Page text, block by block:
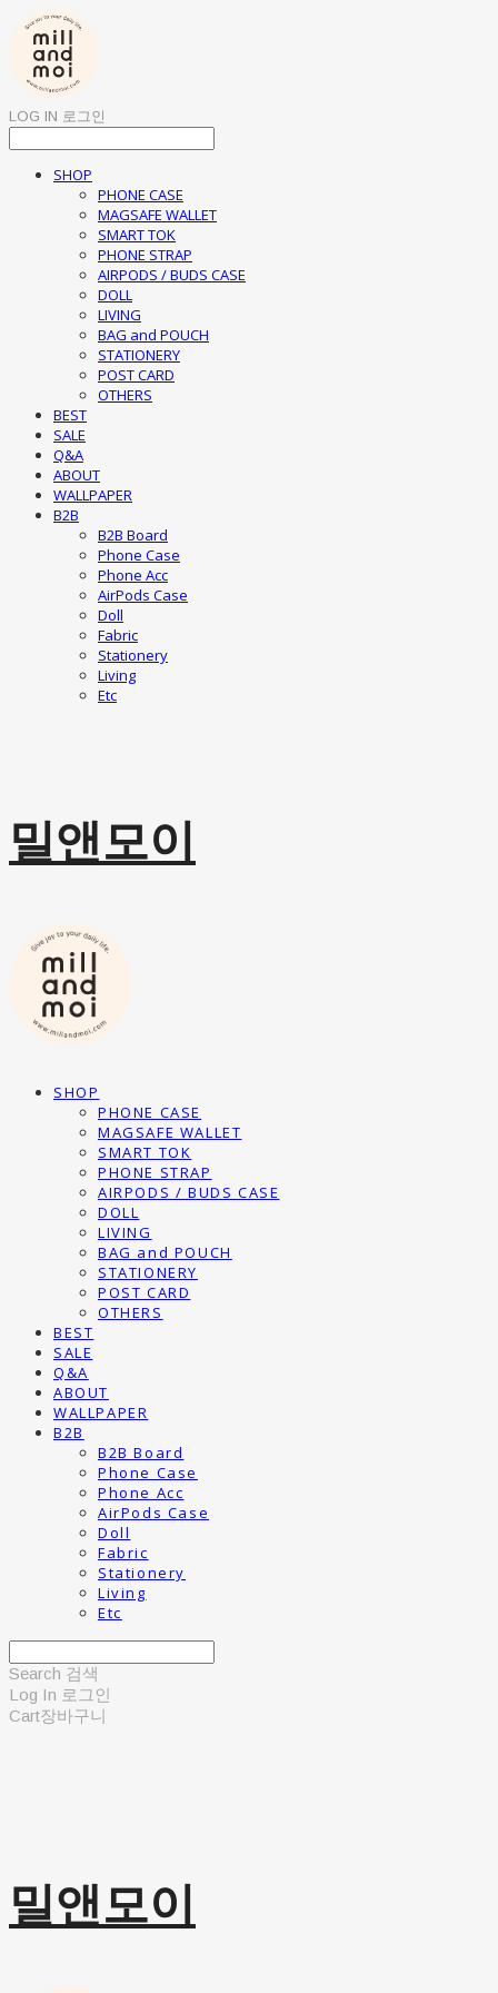
LOG IN 로그인
SHOP
PHONE CASE
MAGSAFE WALLET
SMART TOK
PHONE STRAP
AIRPODS / BUDS CASE
DOLL
LIVING
BAG and POUCH
STATIONERY
POST CARD
OTHERS
BEST
SALE
Q&A
ABOUT
WALLPAPER
B2B
B2B Board
Phone Case
Phone Acc
AirPods Case
Doll
Fabric
Stationery
Living
Etc
밀앤모이
SHOP
PHONE CASE
MAGSAFE WALLET
SMART TOK
PHONE STRAP
AIRPODS / BUDS CASE
DOLL
LIVING
BAG and POUCH
STATIONERY
POST CARD
OTHERS
BEST
SALE
Q&A
ABOUT
WALLPAPER
B2B
B2B Board
Phone Case
Phone Acc
AirPods Case
Doll
Fabric
Stationery
Living
Etc
Search 검색
Log In 로그인
Cart장바구니
밀앤모이